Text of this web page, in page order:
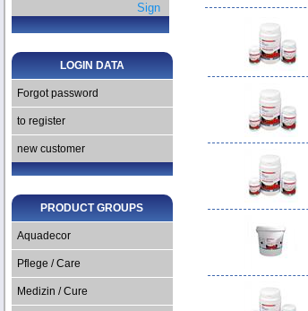
Sign
LOGIN DATA
Forgot password
to register
new customer
PRODUCT GROUPS
Aquadecor
Pflege / Care
Medizin / Cure